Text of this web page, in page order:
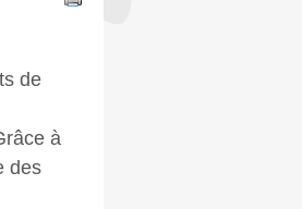
de
à
des